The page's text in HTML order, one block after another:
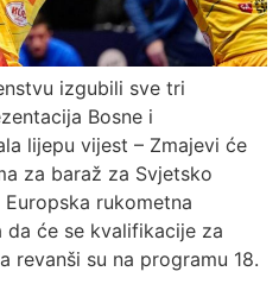
izgubili sve tri
Bosne i
lijepu vijest – Zmajevi će
za baraž za Svjetsko
rukometna
da će se kvalifikacije za
revanši su na programu 18.